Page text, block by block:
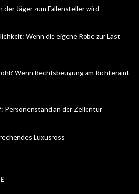
Jäger zum Fallensteller wird
Wenn die eigene Robe zur Last
Wenn Rechtsbeugung am Richteramt
Personenstand an der Zellentür
Luxusross